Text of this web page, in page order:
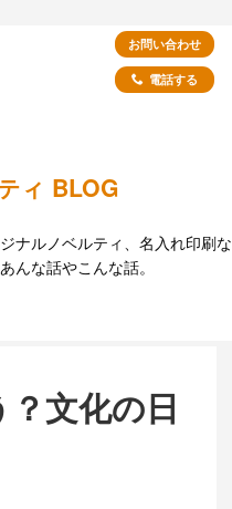
お問い合わせ
電話する
ィ BLOG
ナルノベルティ、名入れ印刷な
んな話やこんな話。
文化の日